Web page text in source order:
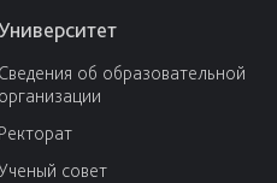
Университет
Сведения об образовательной
организации
Ректорат
совет